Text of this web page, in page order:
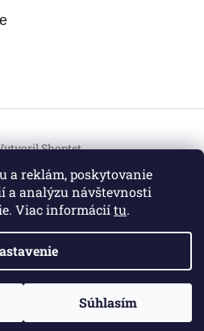
a reklám, poskytovanie
a analýzu návštevnosti
Viac informáciítu.
Súhlasím
BUDÚ VAŠE OBJEDNÁVKY
Shoptet
. Všetky práva vyhradené.
cookies
pre vás
Kontakt|Obchodné
|GDPR